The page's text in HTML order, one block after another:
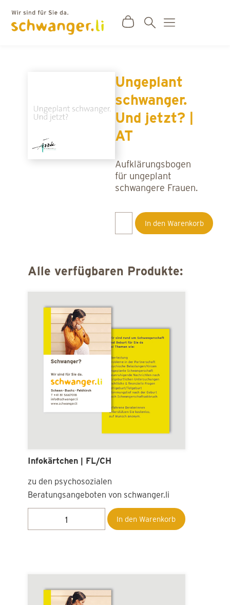
Ungeplant
schwanger.
Und jetzt? |
AT
Aufklärungsbogen
für ungeplant
schwangere Frauen.
In den Warenkorb
Alle verfügbaren Produkte:
Infokärtchen | FL/CH
zu den psychosozialen
Beratungsangeboten von schwanger.li
In den Warenkorb